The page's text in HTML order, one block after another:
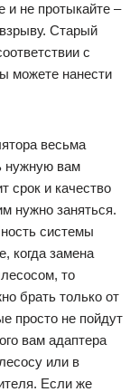
и не протыкайте –
Старый
с
можете нанести
весьма
нужную вам
срок и качество
нужно заняться.
системы
когда замена
то
брать только от
просто не пойдут
вам адаптера
или в
Если же